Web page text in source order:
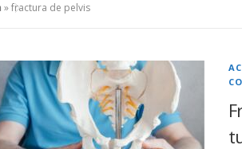
»fractura de pelvis